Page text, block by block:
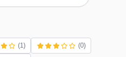
(1) (0)